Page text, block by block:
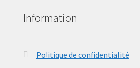
Information
Politique de confidentialité